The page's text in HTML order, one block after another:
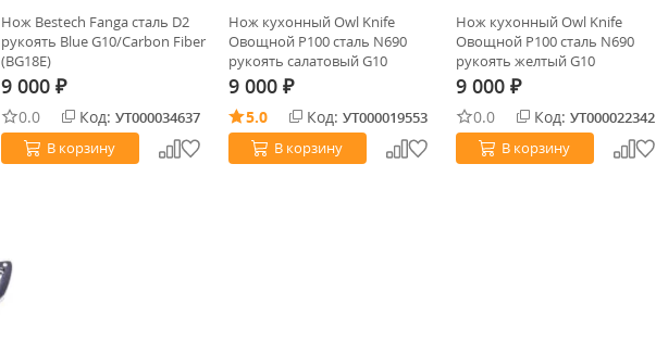
Нож Bestech Fanga сталь D2
рукоять Blue G10/Carbon Fiber
(BG18E)
9 000 ₽
0.0 Код: УТ000034637
В корзину
Нож кухонный Owl Knife
Овощной P100 сталь N690
рукоять салатовый G10
9 000 ₽
5.0 Код: УТ000019553
В корзину
Нож кухонный Owl Knife
Овощной P100 сталь N690
рукоять желтый G10
9 000 ₽
0.0 Код: УТ000022342
В корзину